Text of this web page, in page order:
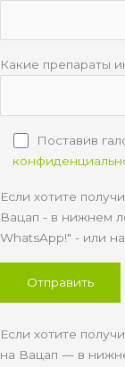
Какие препараты
Поставив
Если хотите
Вацап - в нижнем
WhatsApp!" - или
Если хотите
на Вацап — в